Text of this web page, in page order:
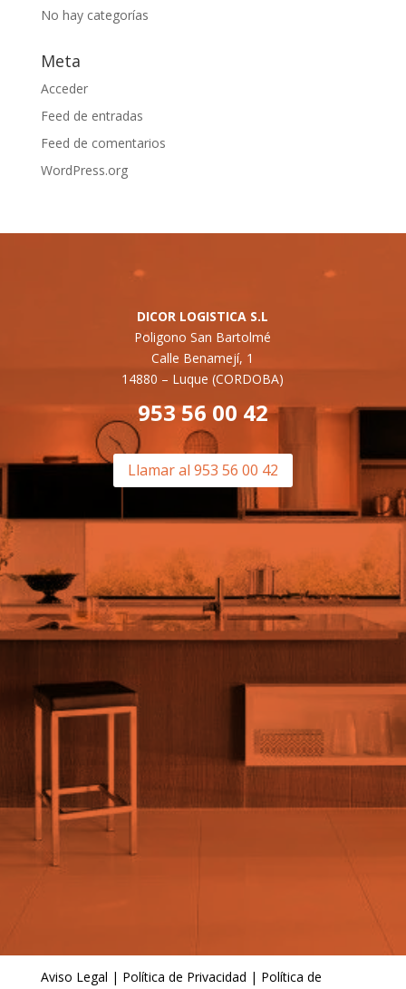
No hay categorías
Meta
Acceder
Feed de entradas
Feed de comentarios
WordPress.org
DICOR LOGISTICA S.L
Poligono San Bartolmé
Calle Benamejí, 1
14880 – Luque (CORDOBA)
953 56 00 42
Llamar al 953 56 00 42
Aviso Legal | Política de Privacidad | Política de